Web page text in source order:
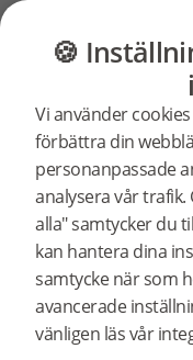
🍪
Vi använder
förbättra din
personanpassade
analysera vår
alla" samtycker du
kan hantera dina
samtycke när som
avancerade
vänligen läs vår
Support
Tekniskt
Tekniskt datablad